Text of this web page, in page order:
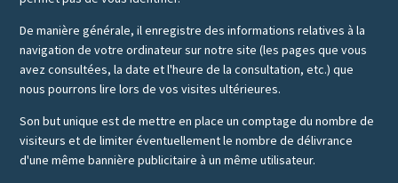
De manière générale, il enregistre des informations relatives à la
navigation de votre ordinateur sur notre site (les pages que vous
avez consultées, la date et l'heure de la consultation, etc.) que
nous pourrons lire lors de vos visites ultérieures.
Son but unique est de mettre en place un comptage du nombre de
visiteurs et de limiter éventuellement le nombre de délivrance
d'une même bannière publicitaire à un même utilisateur.